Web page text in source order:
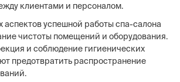
клиентами и персоналом.
успешной работы спа-салона
чистоты помещений и оборудования.
и соблюдение гигиенических
предотвратить распространение